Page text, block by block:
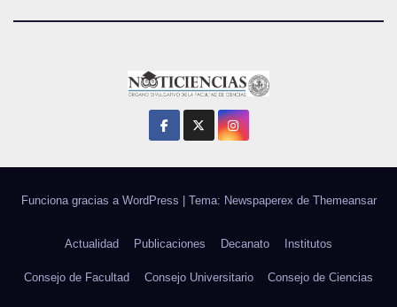
Funciona gracias a WordPress Tema: Newspaperex de Themeansar
Actualidad Publicaciones Decanato Institutos
Consejo de Facultad Consejo Universitario Consejo de Ciencias